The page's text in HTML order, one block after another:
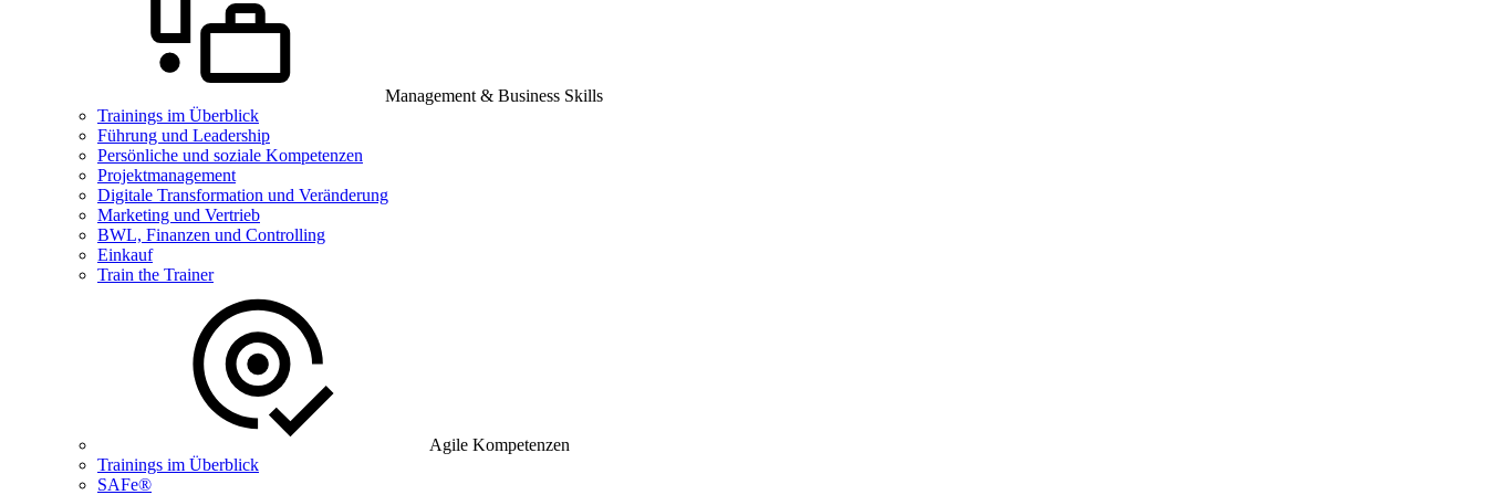
Management & Business Skills
Trainings im Überblick
Führung und Leadership
Persönliche und soziale Kompetenzen
Projektmanagement
Digitale Transformation und Veränderung
Marketing und Vertrieb
BWL, Finanzen und Controlling
Einkauf
Train the Trainer
Agile Kompetenzen
Trainings im Überblick
SAFe®